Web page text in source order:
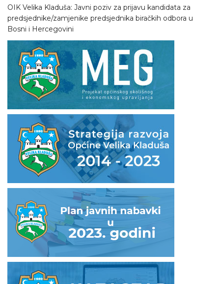
OIK Velika Kladuša: Javni poziv za prijavu kandidata za
predsjednike/zamjenike predsjednika biračkih odbora u
Bosni i Hercegovini